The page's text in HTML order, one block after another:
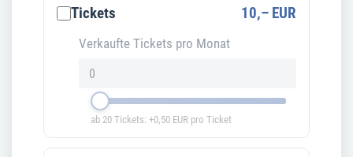
Tickets 10,– EUR
Verkaufte Tickets pro Monat
ab 20 Tickets: +0,50 EUR pro Ticket